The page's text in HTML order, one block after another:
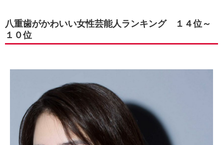
八重歯がかわいい女性芸能人ランキング １４位～
１０位